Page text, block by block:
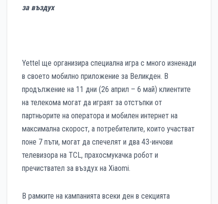
за въздух
Yettel ще организира специална игра с много изненади
в своето мобилно приложение за Великден. В
продължение на 11 дни (26 април – 6 май) клиентите
на телекома могат да играят за отстъпки от
партньорите на оператора и мобилен интернет на
максимална скорост, а потребителите, които участват
поне 7 пъти, могат да спечелят и два 43-инчови
телевизора на TCL, прахосмукачка робот и
пречиствател за въздух на Xiaomi.
В рамките на кампанията всеки ден в секцията